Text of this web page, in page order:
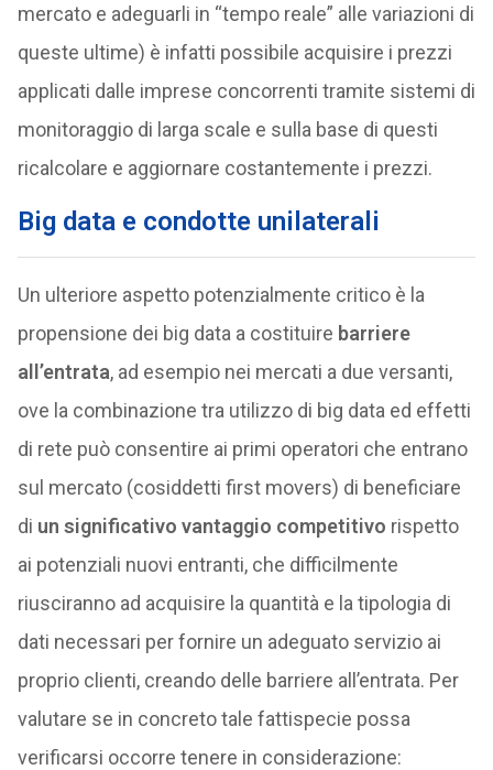
mercato e adeguarli in “tempo reale” alle variazioni di
queste ultime) è infatti possibile acquisire i prezzi
applicati dalle imprese concorrenti tramite sistemi di
monitoraggio di larga scale e sulla base di questi
ricalcolare e aggiornare costantemente i prezzi.
Big data e condotte unilaterali
Un ulteriore aspetto potenzialmente critico è la
propensione dei big data a costituire barriere
all’entrata, ad esempio nei mercati a due versanti,
ove la combinazione tra utilizzo di big data ed effetti
di rete può consentire ai primi operatori che entrano
sul mercato (cosiddetti first movers) di beneficiare
di un significativo vantaggio competitivo rispetto
ai potenziali nuovi entranti, che difficilmente
riusciranno ad acquisire la quantità e la tipologia di
dati necessari per fornire un adeguato servizio ai
proprio clienti, creando delle barriere all’entrata. Per
valutare se in concreto tale fattispecie possa
verificarsi occorre tenere in considerazione: